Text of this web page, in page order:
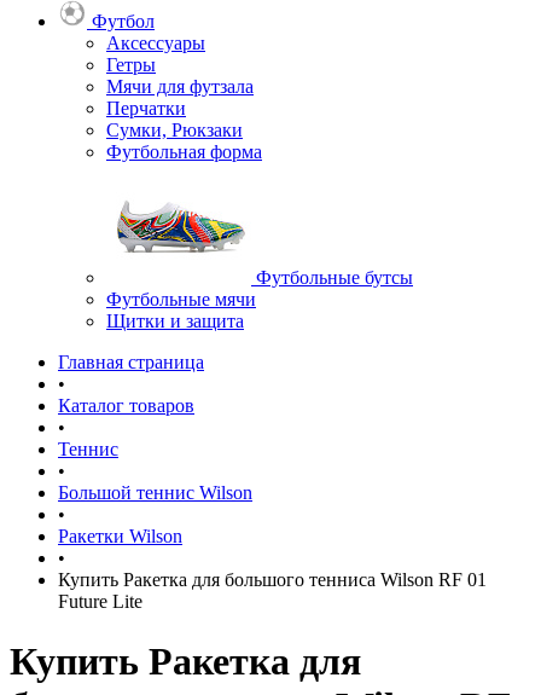
Футбол
Аксессуары
Гетры
Мячи для футзала
Перчатки
Сумки, Рюкзаки
Футбольная форма
Футбольные бутсы
Футбольные мячи
Щитки и защита
Главная страница
•
Каталог товаров
•
Теннис
•
Большой теннис Wilson
•
Ракетки Wilson
•
Купить Ракетка для большого тенниса Wilson RF 01
Future Lite
Купить Ракетка для